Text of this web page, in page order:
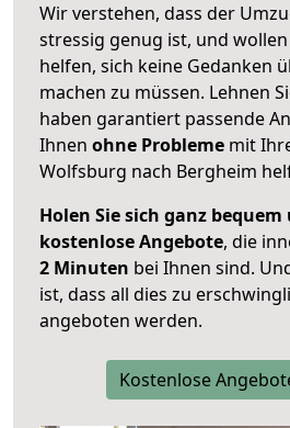
Wir verstehen, dass der
stressig genug ist, und
helfen, sich keine Gedanken
machen zu müssen. Lehnen
haben garantiert passende
Ihnen ohne Probleme mit
Wolfsburg nach Bergheim
Holen Sie sich ganz
kostenlose Angebote, die
2 Minuten bei Ihnen sind.
ist, dass all dies zu
angeboten werden.
Kostenlose